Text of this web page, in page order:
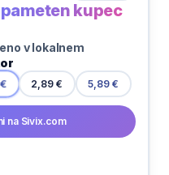
kupec
v lokalnem
2,89 € 5,89 €
na Sivix.com